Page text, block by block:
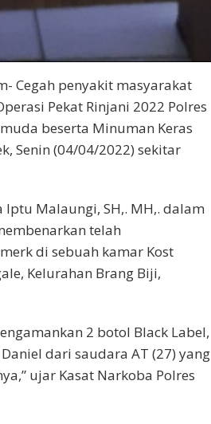
Cegah penyakit masyarakat
Pekat Rinjani 2022 Polres
beserta Minuman Keras
Senin (04/04/2022) sekitar
Iptu Malaungi, SH,. MH,. dalam
telah
di sebuah kamar Kost
Kelurahan Brang Biji,
2 botol Black Label,
dari saudara AT (27) yang
ujar Kasat Narkoba Polres